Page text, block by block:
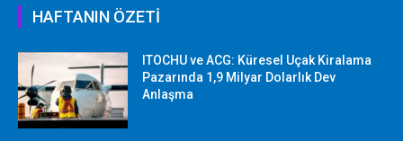
HAFTANIN ÖZETİ
ITOCHU ve ACG: Küresel Uçak Kiralama
Pazarında 1,9 Milyar Dolarlık Dev
Anlaşma